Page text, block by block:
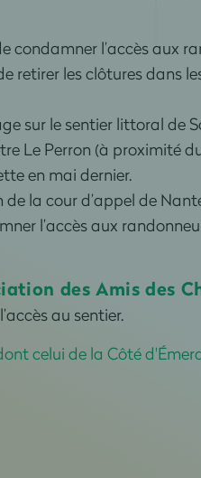
condamner l’accès aux
retirer les clôtures dans
sur le sentier littoral de
Le Perron (à proximité
en mai dernier.
la cour d’appel de
l’accès aux
des Amis des
au sentier.
celui de la Côté